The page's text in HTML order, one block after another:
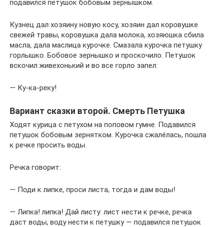
подавился петушок бобовым зернышком.
Кузнец дал хозяину новую косу, хозяин дал коровушке
свежей травы, коровушка дала молока, хозяюшка сбила
масла, дала маслица курочке. Смазала курочка петушку
горлышко. Бобовое зернышко и проскочило. Петушок
вскочил живехонький и во все горло запел:
— Ку-ка-реку!
Вариант сказки второй. Смерть Петушка
Ходят курица с петухом на поповом гумне. Подавился
петушок бобовым зернятком. Курочка сжалéлась, пошла
к речке просить воды.
Речка говорит:
— Поди к липке, проси листа, тогда и дам воды!
— Липка! липка! Дай листу: лист нести к речке, речка
даст воды, воду нести к петушку — подавился петушок